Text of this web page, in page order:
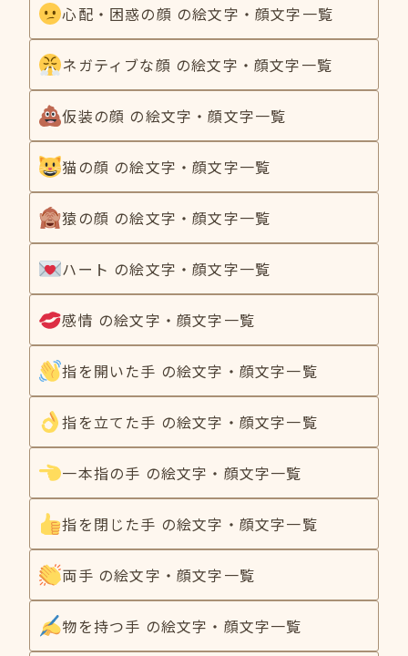
心配・困惑の顔 の絵文字・顔文字一覧
ネガティブな顔 の絵文字・顔文字一覧
仮装の顔 の絵文字・顔文字一覧
猫の顔 の絵文字・顔文字一覧
猿の顔 の絵文字・顔文字一覧
ハート の絵文字・顔文字一覧
感情 の絵文字・顔文字一覧
指を開いた手 の絵文字・顔文字一覧
指を立てた手 の絵文字・顔文字一覧
一本指の手 の絵文字・顔文字一覧
指を閉じた手 の絵文字・顔文字一覧
両手 の絵文字・顔文字一覧
物を持つ手 の絵文字・顔文字一覧